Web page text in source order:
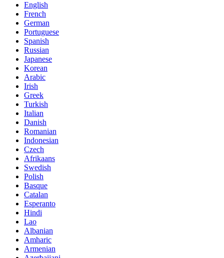
English
French
German
Portuguese
Spanish
Russian
Japanese
Korean
Arabic
Irish
Greek
Turkish
Italian
Danish
Romanian
Indonesian
Czech
Afrikaans
Swedish
Polish
Basque
Catalan
Esperanto
Hindi
Lao
Albanian
Amharic
Armenian